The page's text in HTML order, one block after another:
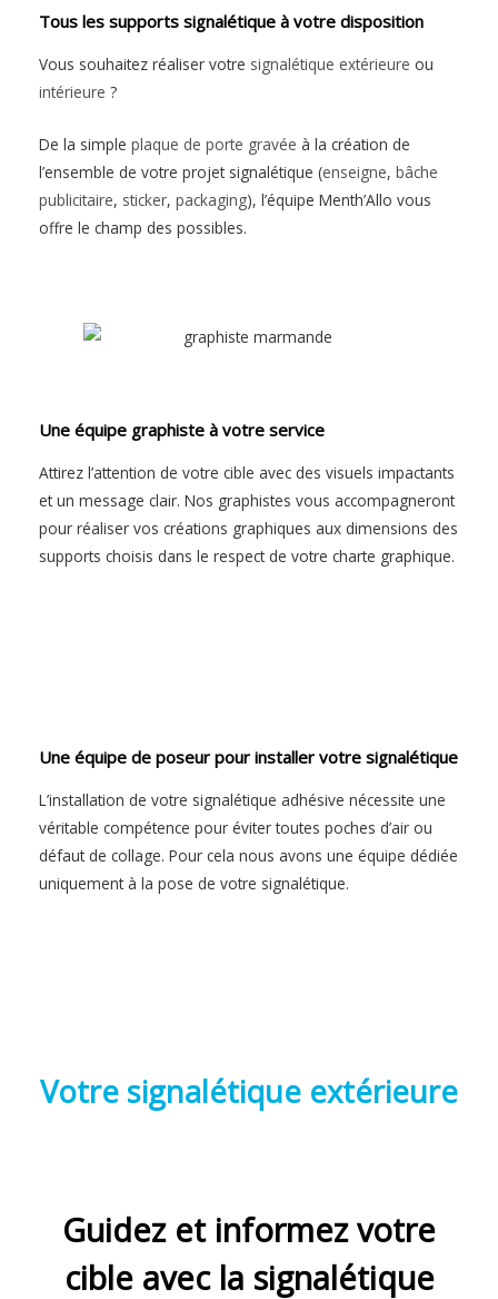
Tous les supports signalétique à votre disposition
Vous souhaitez réaliser votre signalétique extérieure ou
intérieure ?
De la simple plaque de porte gravée à la création de
l’ensemble de votre projet signalétique (enseigne, bâche
publicitaire, sticker, packaging), l’équipe Menth’Allo vous
offre le champ des possibles.
Une équipe graphiste à votre service
Attirez l’attention de votre cible avec des visuels impactants
et un message clair. Nos graphistes vous accompagneront
pour réaliser vos créations graphiques aux dimensions des
supports choisis dans le respect de votre charte graphique.
Une équipe de poseur pour installer votre signalétique
L’installation de votre signalétique adhésive nécessite une
véritable compétence pour éviter toutes poches d’air ou
défaut de collage. Pour cela nous avons une équipe dédiée
uniquement à la pose de votre signalétique.
Votre signalétique extérieure
Guidez et informez votre
cible avec la signalétique